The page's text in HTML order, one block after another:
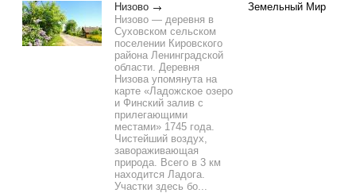
Низово
Низово — деревня в
Суховском сельском
поселении Кировского
района Ленинградской
области. Деревня
Низова упомянута на
карте «Ладожское озеро
и Финский залив с
прилегающими
местами» 1745 года.
Чистейший воздух,
завораживающая
природа. Всего в 3 км
находится Ладога.
Участки здесь бо...
Земельный Мир